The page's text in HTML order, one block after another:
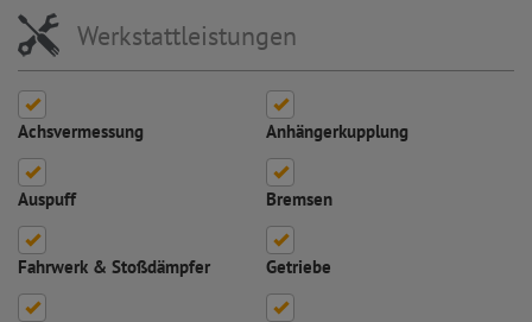
Werkstattleistungen
Achsvermessung Anhängerkupplung
Auspuff Bremsen
Fahrwerk & Stoßdämpfer Getriebe